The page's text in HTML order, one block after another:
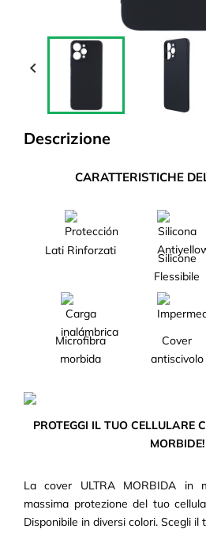

Descrizione
CARATTERISTICHE
Lati Rinforzati
Silicone
Flessibile
Microfibra
morbida
Cover
antiscivolo
PROTEGGI IL TUO CELLULARE
MORBIDE!
La cover ULTRA MORBIDA in
massima protezione del tuo
Disponibile in diversi colori. Scegli il